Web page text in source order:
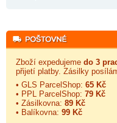
Zboží expedujeme do 3
přijetí platby. Zásilky
• GLS ParcelShop: 65 Kč
• PPL ParcelShop: 79 Kč
• Zásilkovna: 89 Kč
• Balíkovna: 99 Kč